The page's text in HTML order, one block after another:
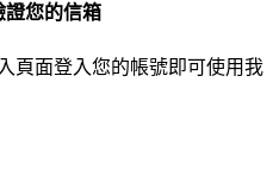
證您的信箱
頁面登入您的帳號即可使用我